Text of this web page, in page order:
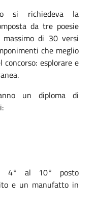
si richiedeva la
da tre poesie
di 30 versi
che meglio
esplorare e
un diploma di
4° al 10° posto
e un manufatto in